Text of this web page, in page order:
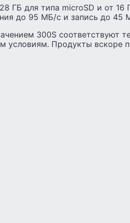
ГБ для типа microSD и от 16
до 95 МБ/с и запись до 45
300S соответствуют
условиям. Продукты вскоре